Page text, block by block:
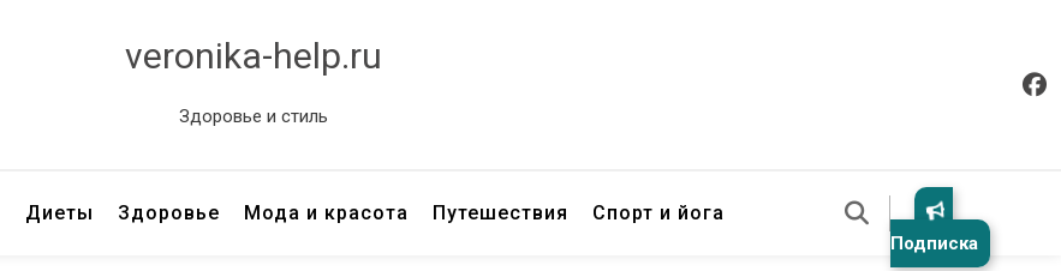
veronika-help.ru
Здоровье и стиль
Диеты Здоровье Мода и красота Путешествия Спорт и йога
Подписка